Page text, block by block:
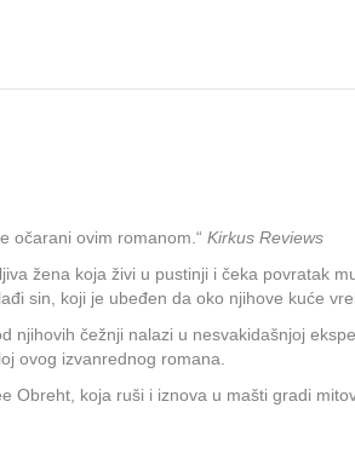
očarani ovim romanom.“ Kirkus Reviews
žena koja živi u pustinji i čeka povratak
sin, koji je ubeđen da oko njihove kuće
čežnji nalazi u nesvakidašnjoj
ovog izvanrednog romana.
Obreht, koja ruši i iznova u mašti gradi